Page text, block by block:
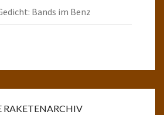
Bands im Benz
RAKETENARCHIV